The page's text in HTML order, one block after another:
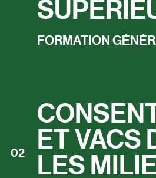
FORMATION
02
ET VACS
LES